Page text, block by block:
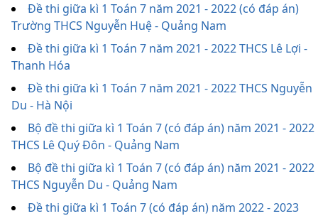
Đề thi giữa kì 1 Toán 7 năm 2021 - 2022 (có đáp án)
Trường THCS Nguyễn Huệ - Quảng Nam
Đề thi giữa kì 1 Toán 7 năm 2021 - 2022 THCS Lê Lợi -
Thanh Hóa
Đề thi giữa kì 1 Toán 7 năm 2021 - 2022 THCS Nguyễn
Du - Hà Nội
Bộ đề thi giữa kì 1 Toán 7 (có đáp án) năm 2021 - 2022
THCS Lê Quý Đôn - Quảng Nam
Bộ đề thi giữa kì 1 Toán 7 (có đáp án) năm 2021 - 2022
THCS Nguyễn Du - Quảng Nam
Đề thi giữa kì 1 Toán 7 (có đáp án) năm 2022 - 2023